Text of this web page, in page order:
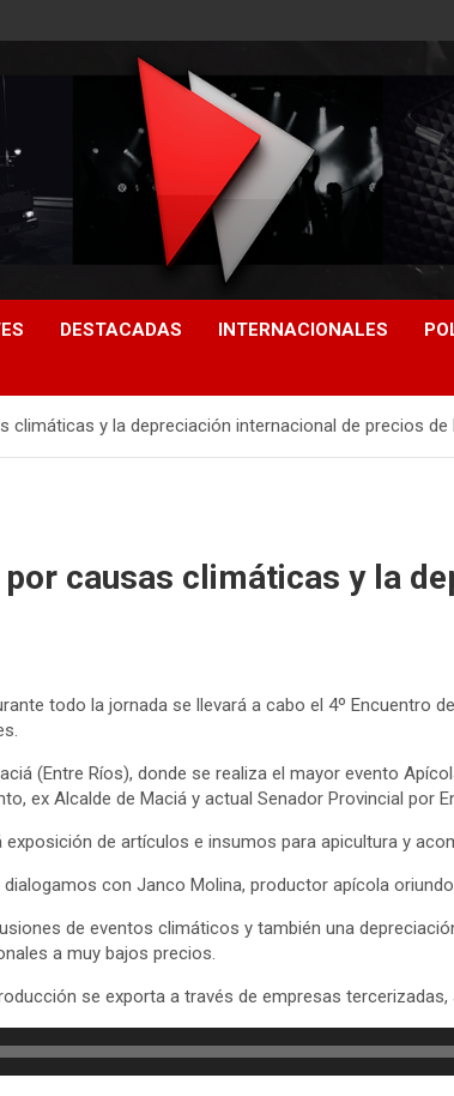
DESTACADAS INTERNACIONALES
y la depreciación internacional de precios de
causas climáticas y la
todo la jornada se llevará a cabo el 4º Encuentro
(Entre Ríos), donde se realiza el mayor evento
ex Alcalde de Maciá y actual Senador Provincial por
de artículos e insumos para apicultura y
con Janco Molina, productor apícola
de eventos climáticos y también una
a muy bajos precios.
se exporta a través de empresas